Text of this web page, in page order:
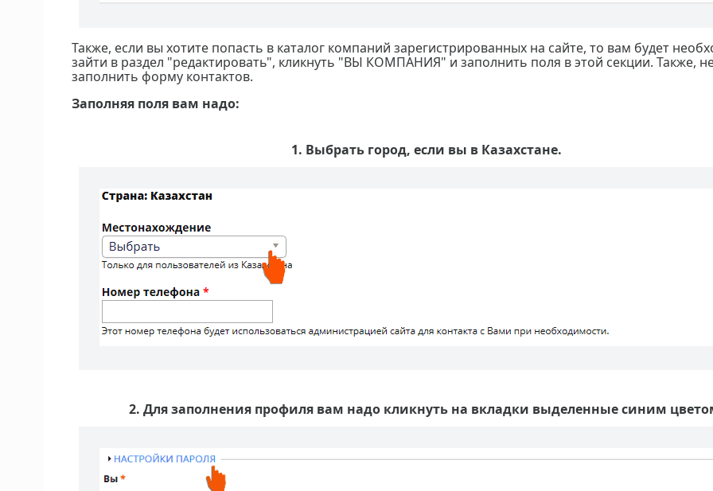
Также, если вы хотите попасть в каталог компаний зарегистрированных на сайте, то вам будет
зайти в раздел "редактировать", кликнуть "ВЫ КОМПАНИЯ" и заполнить поля в этой секции. Также,
заполнить форму контактов.
Заполняя поля вам надо:
1. Выбрать город, если вы в Казахстане.
2. Для заполнения профиля вам надо кликнуть на вкладки выделенные синим